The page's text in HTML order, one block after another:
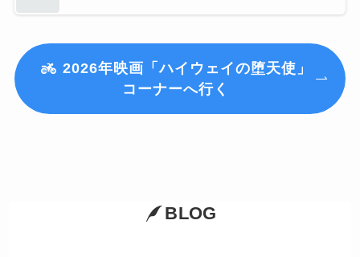
2026年映画「ハイウェイの堕天使」
コーナーへ行く
BLOG